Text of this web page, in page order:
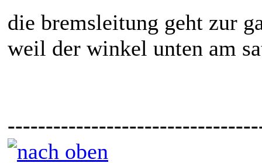
die bremsleitung geht zur
weil der winkel unten am